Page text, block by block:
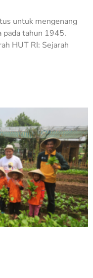
untuk mengenang
pada tahun 1945.
HUT RI: Sejarah